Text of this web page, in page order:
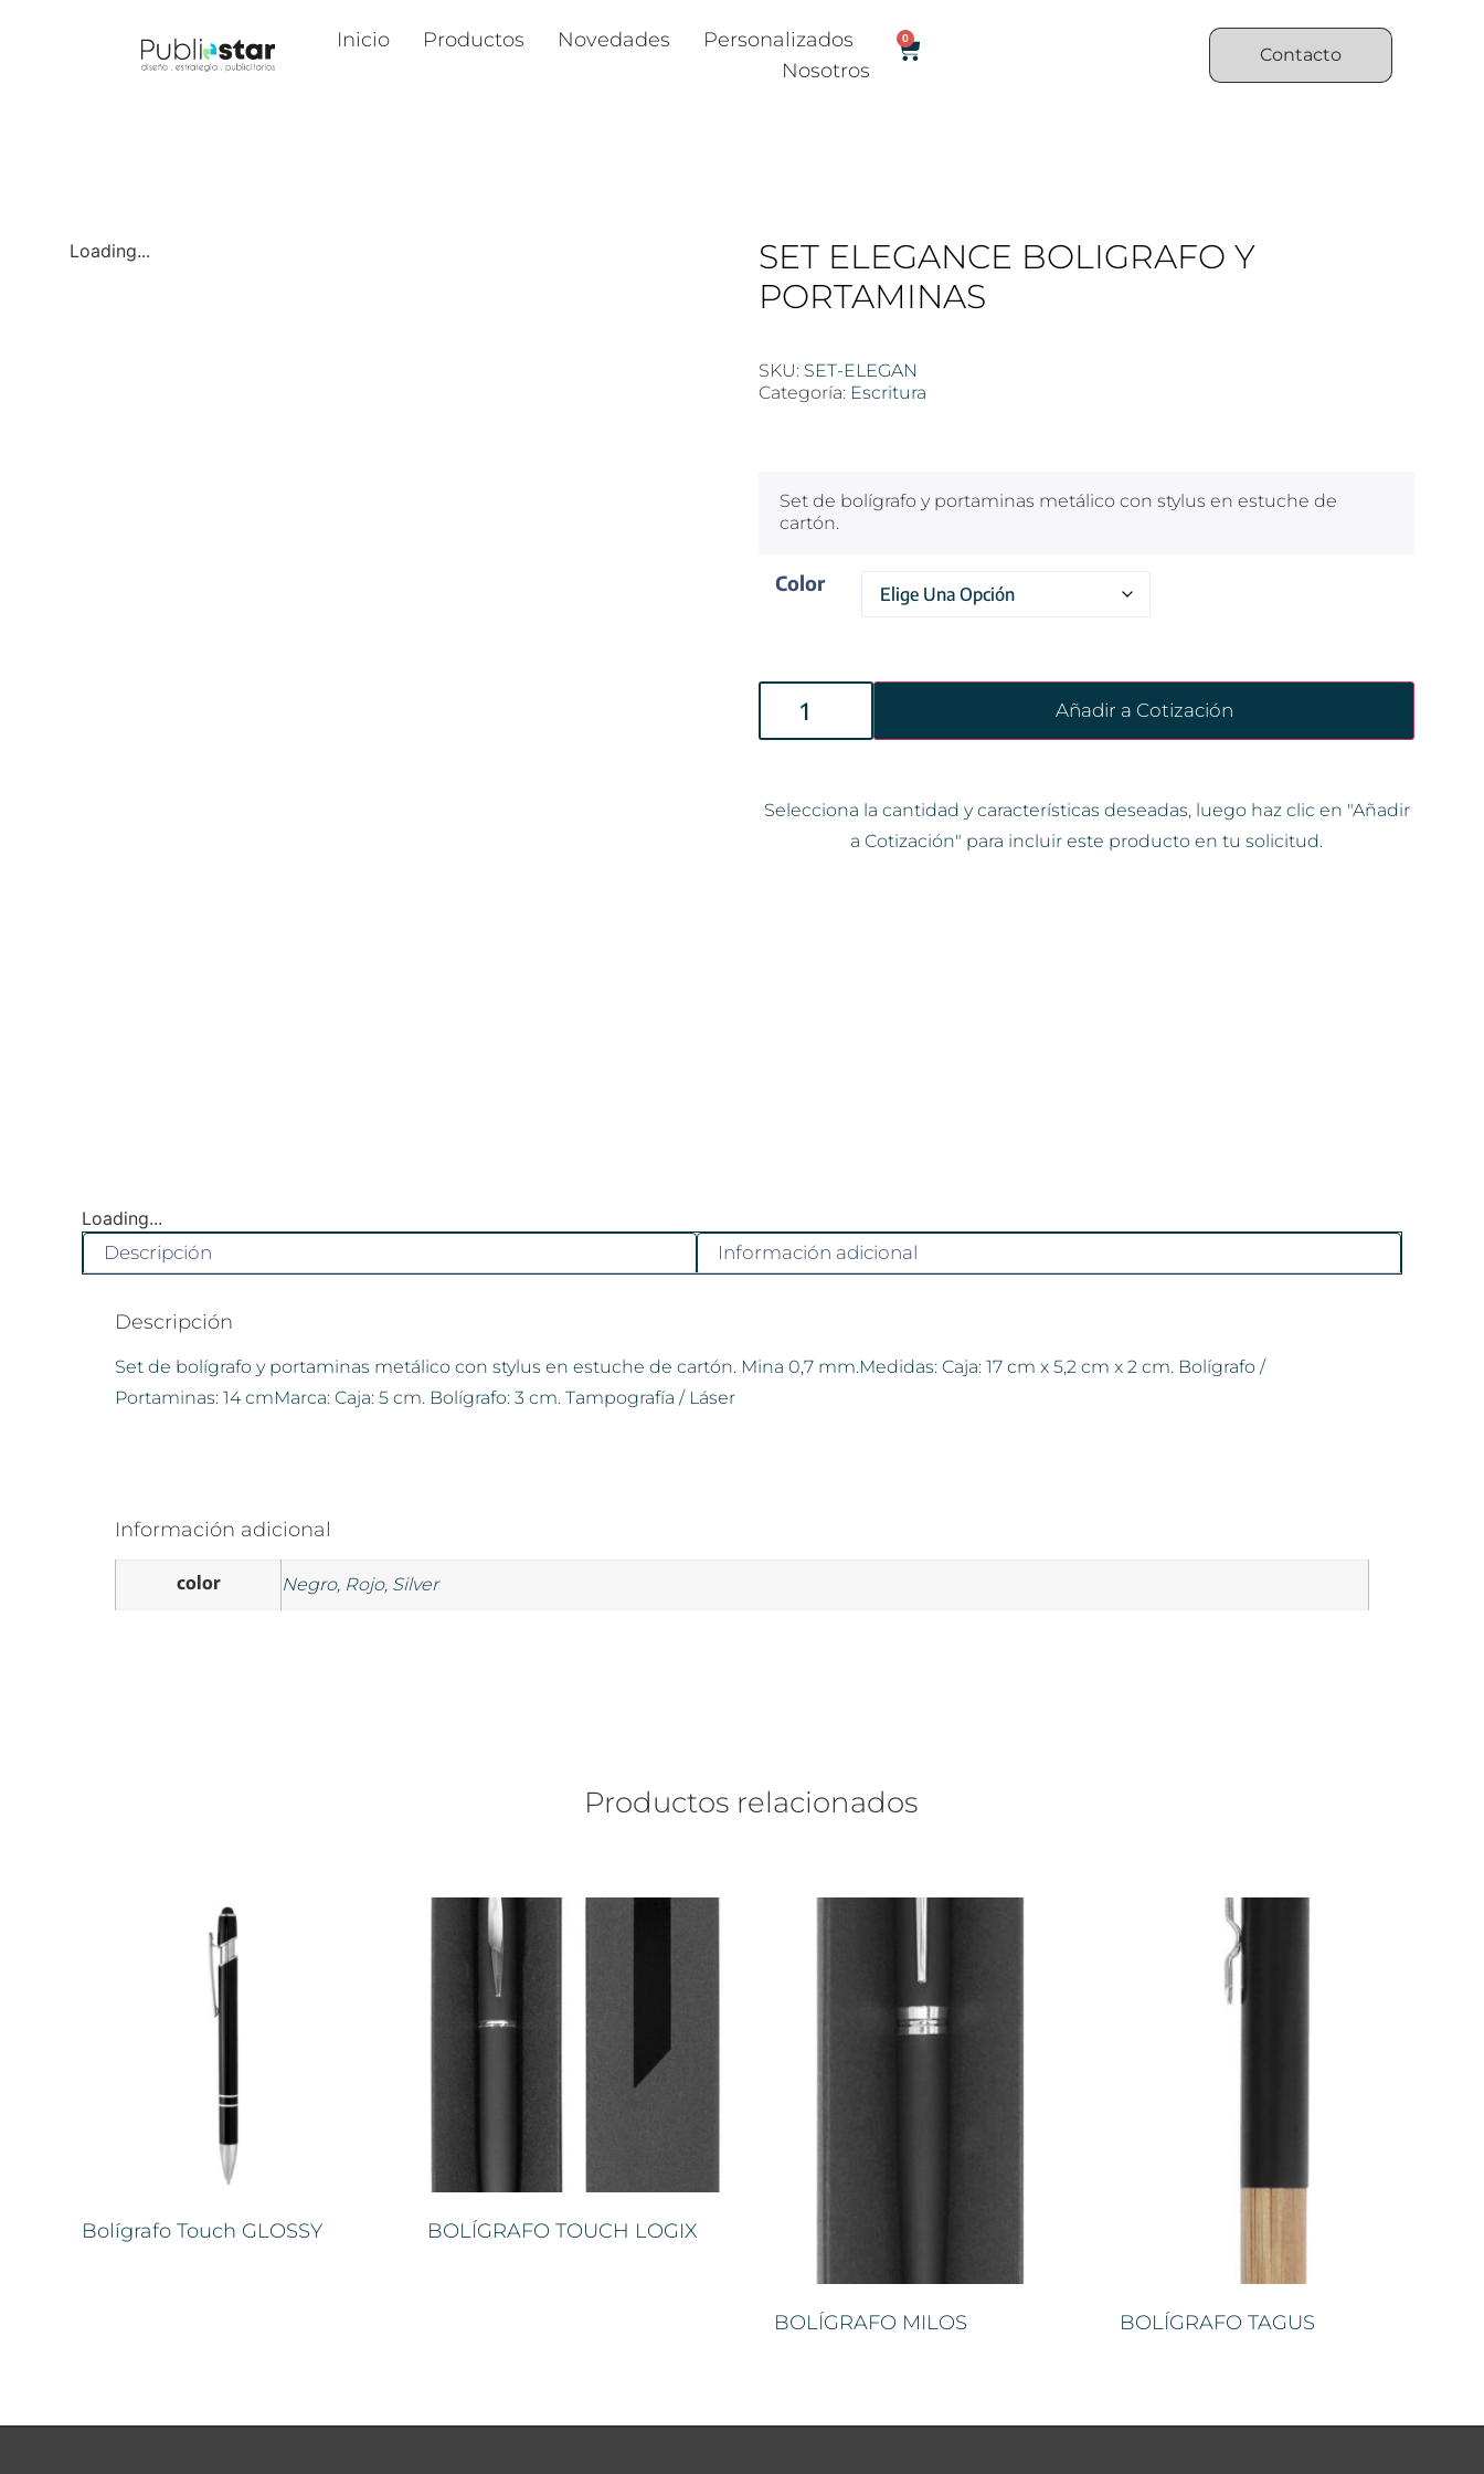
Inicio Productos Novedades
Personalizados
Nosotros
0
Contacto
Loading...
SET ELEGANCE BOLIGRAFO Y
PORTAMINAS
SKU: SET-ELEGAN
Categoría: Escritura
Set de bolígrafo y portaminas metálico con stylus en estuche de
cartón.
Color
Añadir a Cotización
Selecciona la cantidad y características deseadas, luego haz clic en "Añadir
a Cotización" para incluir este producto en tu solicitud.
Loading...
Descripción
Información adicional
Descripción
Set de bolígrafo y portaminas metálico con stylus en estuche de cartón. Mina 0,7 mm.Medidas: Caja: 17 cm x 5,2 cm x 2 cm. Bolígrafo /
Portaminas: 14 cmMarca: Caja: 5 cm. Bolígrafo: 3 cm. Tampografía / Láser
Información adicional
color Negro, Rojo, Silver
Productos relacionados
Bolígrafo Touch GLOSSY BOLÍGRAFO TOUCH LOGIX
BOLÍGRAFO MILOS BOLÍGRAFO TAGUS